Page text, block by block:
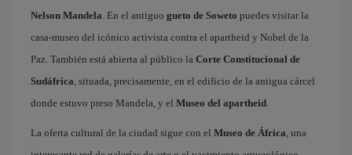
Nelson Mandela. En el antiguo gueto de Soweto puedes visitar la
casa-museo del icónico activista contra el apartheid y Nobel de la
Paz. También está abierta al público la Corte Constitucional de
Sudáfrica, situada, precisamente, en el edificio de la antigua cárcel
donde estuvo preso Mandela, y el Museo del apartheid.
La oferta cultural de la ciudad sigue con el Museo de África, una